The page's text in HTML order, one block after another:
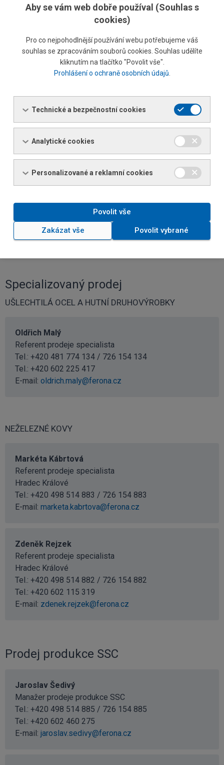
LIBEREC, JABLONEC NAD NISOU, LITOMĚŘICE
Jiří Lacina
Vedoucí regionálního prodeje
Tel.: +420 481 774 126 / 726 154 126
+420 602 655 358
Dominika Albrechtová
Referent prodeje
E-mail:dominika.albrechtova@ferona.cz
Tel.: +420 481 774 122 / 726 154 122
michaela.bayerova@ferona.cz
Specializovaný prodej
UŠLECHTILÁ OCEL A HUTNÍ DRUHOVÝROBKY
Oldřich Malý
Referent prodeje specialista
Tel.: +420 481 774 134 / 726 154 134
Tel.: +420 602 225 417
E-mail: oldrich.maly@ferona.cz
NEŽELEZNÉ KOVY
Markéta Kábrtová
Referent prodeje specialista
Hradec Králové
Tel.: +420 498 514 883 / 726 154 883
E-mail: marketa.kabrtova@ferona.cz
Zdeněk Rejzek
Referent prodeje specialista
Hradec Králové
Tel.: +420 498 514 882 / 726 154 882
Tel.: +420 602 115 319
E-mail: zdenek.rejzek@ferona.cz
Prodej produkce SSC
Jaroslav Šedivý
Manažer prodeje produkce SSC
Tel.: +420 498 514 885 / 726 154 885
Tel.: +420 602 460 275
E-mail: jaroslav.sedivy@ferona.cz
Aby se vám web dobře používal (Souhlas s
cookies)
Pro co nejpohodlnější používání webu potřebujeme váš
souhlas se zpracováním souborů cookies. Souhlas udělíte
kliknutím na tlačítko "Povolit vše".
Prohlášení o ochraně osobních údajů
Technické a bezpečnostní cookies
Analytické cookies
Personalizované a reklamní cookies
Povolit vše
Zakázat vše Povolit vybrané